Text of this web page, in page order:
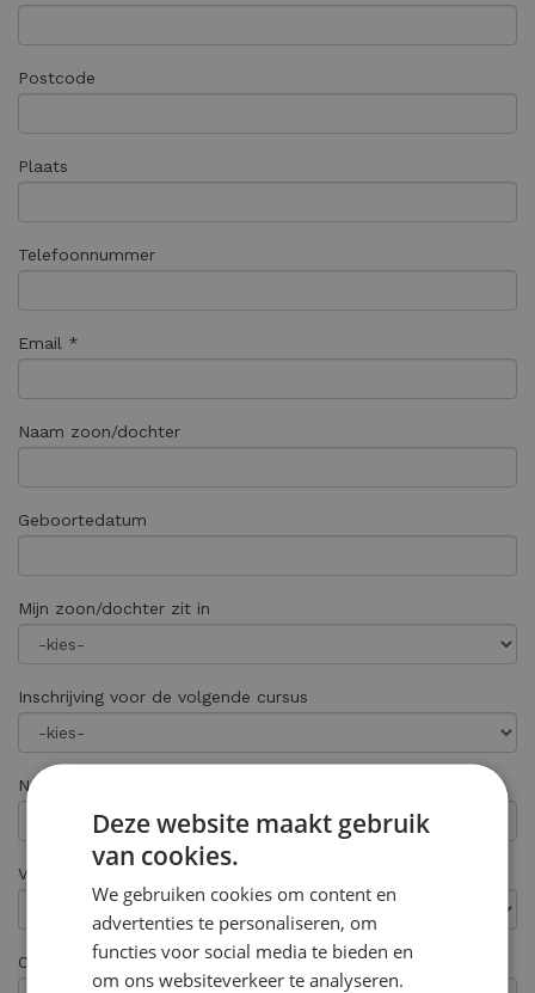
Postcode
Plaats
Telefoonnummer
Email *
Naam zoon/dochter
Geboortedatum
Mijn zoon/dochter zit in
Inschrijving voor de volgende cursus
Naam van de school
Voor welke vestiging
Opmerkingen
Deze website maakt gebruik
van cookies.
We gebruiken cookies om content en
advertenties te personaliseren, om
functies voor social media te bieden en
om ons websiteverkeer te analyseren.